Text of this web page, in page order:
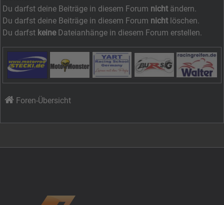
Du darfst deine Beiträge in diesem Forum nicht ändern.
Du darfst deine Beiträge in diesem Forum nicht löschen.
Du darfst keineDateianhänge in diesem Forum erstellen.
Foren-Übersicht